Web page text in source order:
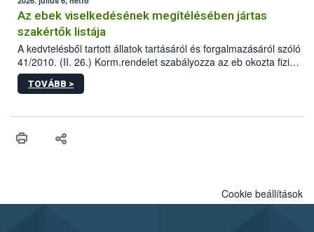
Az ebek viselkedésének megítélésében jártas
szakértők listája
A kedvtelésből tartott állatok tartásáról és forgalmazásáról szóló
41/2010. (II. 26.) Korm.rendelet szabályozza az eb okozta fizikai
sérülés, illetve ennek veszélye keletkezésekor felmerülő
hatósági feladatokat, valamint a veszélyes eb tartását és annak
vonni az ebek viselkedésének megítélésében jártas szakértőt.
TOVÁBB >
Cookie beállítások